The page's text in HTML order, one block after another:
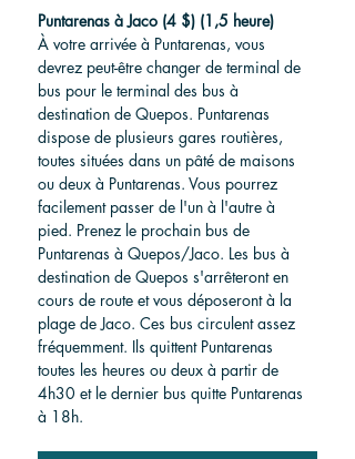
Puntarenas à Jaco (4 $) (1,5 heure)
À votre arrivée à Puntarenas, vous
devrez peut-être changer de terminal de
bus pour le terminal des bus à
destination de Quepos. Puntarenas
dispose de plusieurs gares routières,
toutes situées dans un pâté de maisons
ou deux à Puntarenas. Vous pourrez
facilement passer de l'un à l'autre à
pied. Prenez le prochain bus de
Puntarenas à Quepos/Jaco. Les bus à
destination de Quepos s'arrêteront en
cours de route et vous déposeront à la
plage de Jaco. Ces bus circulent assez
fréquemment. Ils quittent Puntarenas
toutes les heures ou deux à partir de
4h30 et le dernier bus quitte Puntarenas
à 18h.